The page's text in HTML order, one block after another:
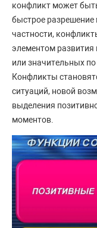
конфликт может
быстрое разрешение
частности,
элементом развития
или значительных
Конфликты
ситуаций, новой
выделения
моментов.